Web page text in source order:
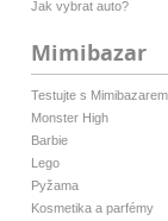
Jak vybrat auto?
Mimibazar
Testujte s Mimibazarem
Monster High
Barbie
Lego
Pyžama
Kosmetika a parfémy